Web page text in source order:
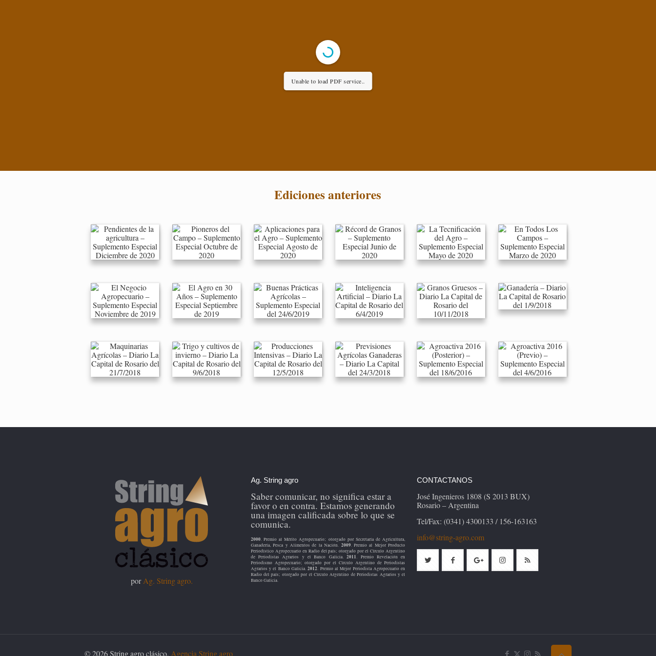
Unable to load PDF service..
Ediciones anteriores
porAg. String agro.
Ag. String agro
Saber comunicar, no significa estar a
favor o en contra. Estamos generando
una imagen calificada sobre lo que se
comunica.
2000. Premio al Mérito Agropecuario; otorgado por Secretaría de Agricultura,
Ganadería, Pesca y Alimentos de la Nación. 2009. Premio al Mejor Producto
Periodístico Agropecuario en Radio del país; otorgado por el Círculo Argentino
de Periodistas Agrarios y el Banco Galicia.2011. Premio Revelación en
Periodismo Agropecuario; otorgado por el Círculo Argentino de Periodistas
Agrarios y el Banco Galicia.2012. Premio al Mejor Periodista Agropecuario en
Radio del país; otorgado por el Círculo Argentino de Periodistas Agrarios y el
Banco Galicia.
CONTACTANOS
José Ingenieros 1808 (S 2013 BUX)
Rosario – Argentina
Tel/Fax: (0341) 4300133 / 156-163163
info@string-agro.com
© 2026 String agro clásico. Agencia String agro